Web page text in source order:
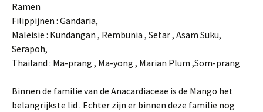
Ramen
Filippijnen : Gandaria,
Maleisië : Kundangan , Rembunia , Setar , Asam Suku,
Serapoh,
Thailand : Ma-prang , Ma-yong , Marian Plum ,Som-prang
Binnen de familie van de Anacardiaceae is de Mango het
belangrijkste lid . Echter zijn er binnen deze familie nog